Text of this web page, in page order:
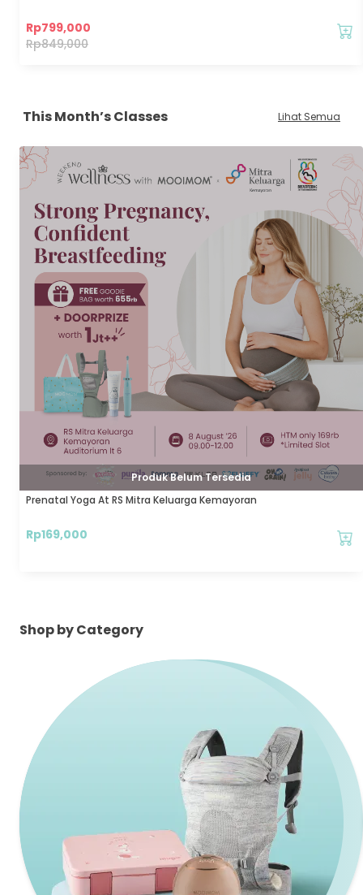
Rp799,000
Rp849,000
This Month’s Classes Lihat Semua
Produk Belum Tersedia
Prenatal Yoga At RS Mitra Keluarga Kemayoran
Rp169,000
Shop by Category